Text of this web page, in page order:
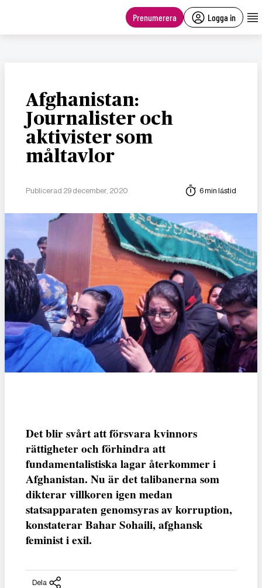
Prenumerera Logga in
Afghanistan:
Journalister och
aktivister som
måltavlor
Publicerad 29 december, 2020 6 min lästid
Det blir svårt att försvara kvinnors
rättigheter och förhindra att
fundamentalistiska lagar återkommer i
Afghanistan. Nu är det talibanerna som
dikterar villkoren igen medan
statsapparaten genomsyras av korruption,
konstaterar Bahar Sohaili, afghansk
feminist i exil.
Dela